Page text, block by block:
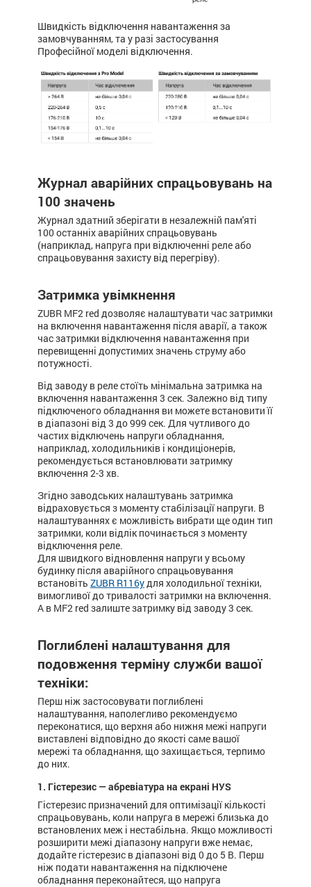
Швидкість відключення навантаження за
замовчуванням, та у разі застосування
Професійної моделі відключення.
Журнал аварійних спрацьовувань на
100 значень
Журнал здатний зберігати в незалежній пам'яті
100 останніх аварійних спрацьовувань
(наприклад, напруга при відключенні реле або
спрацьовування захисту від перегріву).
Затримка увімкнення
ZUBR MF2 red дозволяє налаштувати час затримки
на включення навантаження після аварії, а також
час затримки відключення навантаження при
перевищенні допустимих значень струму або
потужності.
Від заводу в реле стоїть мінімальна затримка на
включення навантаження 3 сек. Залежно від типу
підключеного обладнання ви можете встановити її
в діапазоні від 3 до 999 сек. Для чутливого до
частих відключень напруги обладнання,
наприклад, холодильників і кондиціонерів,
рекомендується встановлювати затримку
включення 2-3 хв.
Згідно заводських налаштувань затримка
відраховується з моменту стабілізації напруги. В
налаштуваннях є можливість вибрати ще один тип
затримки, коли відлік починається з моменту
відключення реле.
Для швидкого відновлення напруги у всьому
будинку після аварійного спрацьовування
встановіть ZUBR R116yдля холодильної техніки,
вимогливої до тривалості затримки на включення.
А в MF2 red залиште затримку від заводу 3 сек.
Поглиблені налаштування для
подовження терміну служби вашої
техніки:
Перш ніж застосовувати поглиблені
налаштування, наполегливо рекомендуємо
переконатися, що верхня або нижня межі напруги
виставлені відповідно до якості саме вашої
мережі та обладнання, що захищається, терпимо
до них.
1. Гістерезис — абревіатура на екрані HУS
Гістерезис призначений для оптимізації кількості
спрацьовувань, коли напруга в мережі близька до
встановлених меж і нестабільна. Якщо можливості
розширити межі діапазону напруги вже немає,
додайте гістерезис в діапазоні від 0 до 5 В. Перш
ніж подати навантаження на підключене
обладнання переконайтеся, що напруга